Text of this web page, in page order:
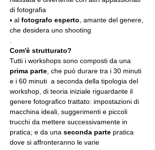
di fotografia
▪️ al fotografo esperto , amante del genere,
che desidera uno shooting
Com'è strutturato?
Tutti i workshops sono composti da una
prima parte , che può durare tra i 30 minuti
e i 60 minuti  a seconda della tipologia del
workshop, di teoria iniziale riguardante il
genere fotografico trattato: impostazioni di
macchina ideali, suggerimenti e piccoli
trucchi da mettere successivamente in
pratica; e da una seconda parte pratica
dove si affronteranno le varie